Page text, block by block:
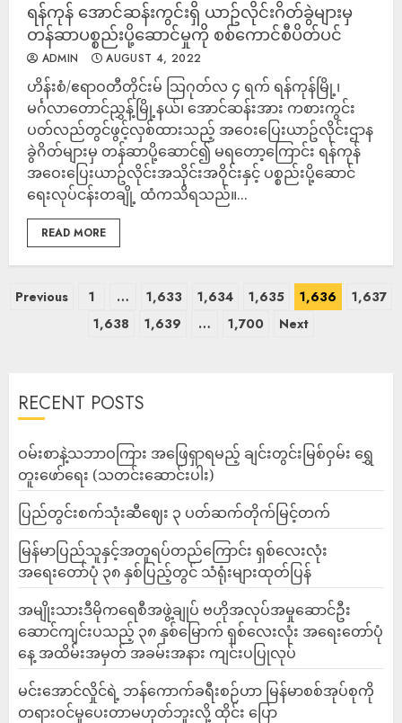
ရန်ကုန် အောင်ဆန်းကွင်းရှိ ယာဥ်လိုင်းဂိတ်ခွဲများမှ
တန်ဆာပစ္စည်းပို့ဆောင်မှုကို စစ်ကောင်စီပိတ်ပင်
ADMIN AUGUST 4, 2022
ဟိန်းစံ/ဧရာဝတီတိုင်းမ် သြဂုတ်လ ၄ ရက် ရန်ကုန်မြို့၊
မင်္ဂလာတောင်ညွှန့်မြို့နယ်၊ အောင်ဆန်းအား ကစားကွင်း
ပတ်လည်တွင်ဖွင့်လှစ်ထားသည့် အဝေးပြေးယာဥ်လိုင်းဌာန
ခွဲဂိတ်များမှ တန်ဆာပို့ဆောင်၍ မရတော့ကြောင်း ရန်ကုန်
အဝေးပြေးယာဥ်လိုင်းအသိုင်းအဝိုင်းနှင့် ပစ္စည်းပို့ဆောင်
ရေးလုပ်ငန်းတချို့ ထံကသိရသည်။...
READ MORE
Previous 1 … 1,633 1,634 1,635 1,636
1,637
1,638
1,639 … 1,700 Next
RECENT POSTS
ဝမ်းစာနဲ့သဘာဝကြား အဖြေရှာရမည့် ချင်းတွင်းမြစ်ဝှမ်း ရွှေ
တူးဖော်ရေး (သတင်းဆောင်းပါး)
ပြည်တွင်းစက်သုံးဆီဈေး ၃ ပတ်ဆက်တိုက်မြင့်တက်
မြန်မာပြည်သူနှင့်အတူရပ်တည်ကြောင်း ရှစ်လေးလုံး
အရေးတော်ပုံ ၃၈ နှစ်ပြည့်တွင် သံရုံးများထုတ်ပြန်
အမျိုးသားဒီမိုကရေစီအဖွဲ့ချုပ် ဗဟိုအလုပ်အမှုဆောင်ဦး
ဆောင်ကျင်းပသည့် ၃၈ နှစ်မြောက် ရှစ်လေးလုံး အရေးတော်ပုံ
နေ့ အထိမ်းအမှတ် အခမ်းအနား ကျင်းပပြုလုပ်
မင်းအောင်လှိုင်ရဲ့ ဘန်ကောက်ခရီးစဉ်ဟာ မြန်မာစစ်အုပ်စုကို
တရားဝင်မှုပေးတာမဟုတ်ဘူးလို့ ထိုင်း ပြော